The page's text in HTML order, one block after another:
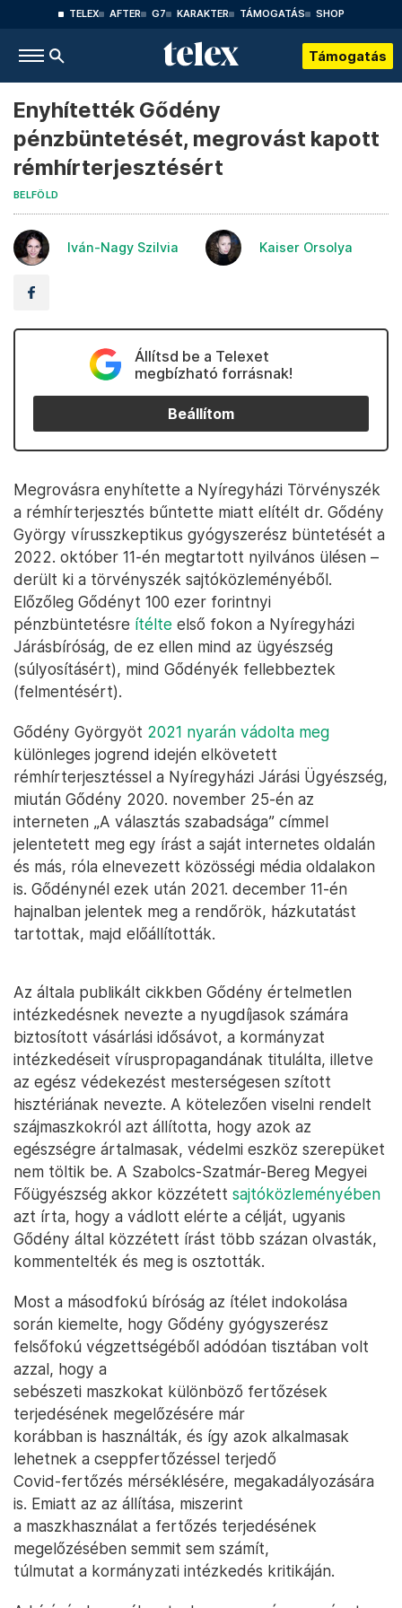
TELEX AFTER G7 KARAKTER TÁMOGATÁS SHOP
Támogatás
Enyhítették Gődény
pénzbüntetését, megrovást kapott
rémhírterjesztésért
BELFÖLD
Iván-Nagy Szilvia Kaiser Orsolya
Állítsd be a Telexet
megbízható forrásnak!
Beállítom
Megrovásra enyhítette a Nyíregyházi Törvényszék
a rémhírterjesztés bűntette miatt elítélt dr. Gődény
György vírusszkeptikus gyógyszerész büntetését a
2022. október 11-én megtartott nyilvános ülésen –
derült ki a törvényszék sajtóközleményéből.
Előzőleg Gődényt 100 ezer forintnyi
pénzbüntetésre ítélte első fokon a Nyíregyházi
Járásbíróság, de ez ellen mind az ügyészség
(súlyosításért), mind Gődényék fellebbeztek
(felmentésért).
Gődény Györgyöt 2021 nyarán vádolta meg
különleges jogrend idején elkövetett
rémhírterjesztéssel a Nyíregyházi Járási Ügyészség,
miután Gődény 2020. november 25-én az
interneten „A választás szabadsága” címmel
jelentetett meg egy írást a saját internetes oldalán
és más, róla elnevezett közösségi média oldalakon
is. Gődénynél ezek után 2021. december 11-én
hajnalban jelentek meg a rendőrök, házkutatást
tartottak, majd előállították.
Az általa publikált cikkben Gődény értelmetlen
intézkedésnek nevezte a nyugdíjasok számára
biztosított vásárlási idősávot, a kormányzat
intézkedéseit víruspropagandának titulálta, illetve
az egész védekezést mesterségesen szított
hisztériának nevezte. A kötelezően viselni rendelt
szájmaszkokról azt állította, hogy azok az
egészségre ártalmasak, védelmi eszköz szerepüket
nem töltik be. A Szabolcs-Szatmár-Bereg Megyei
Főügyészség akkor közzétett sajtóközleményében
azt írta, hogy a vádlott elérte a célját, ugyanis
Gődény által közzétett írást több százan olvasták,
kommentelték és meg is osztották.
Most a másodfokú bíróság az ítélet indokolása
során kiemelte, hogy Gődény gyógyszerész
felsőfokú végzettségéből adódóan tisztában volt
azzal, hogy a
sebészeti maszkokat különböző fertőzések
terjedésének megelőzésére már
korábban is használták, és így azok alkalmasak
lehetnek a cseppfertőzéssel terjedő
Covid-fertőzés mérséklésére, megakadályozására
is. Emiatt az az állítása, miszerint
a maszkhasználat a fertőzés terjedésének
megelőzésében semmit sem számít,
túlmutat a kormányzati intézkedés kritikáján.